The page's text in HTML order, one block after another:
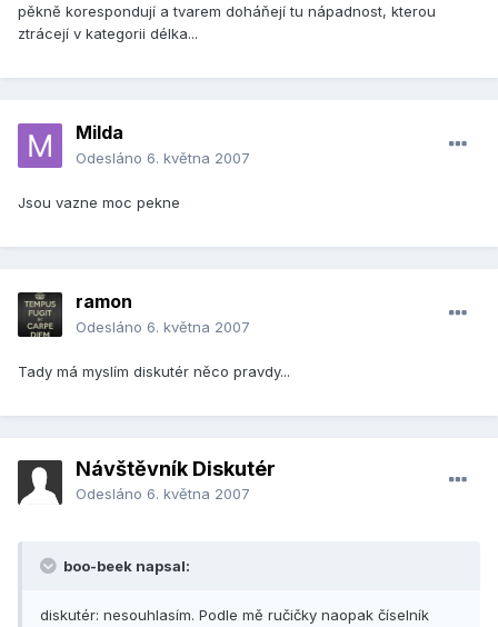
pěkně korespondují a tvarem doháňejí tu nápadnost, kterou
ztrácejí v kategorii délka...
Milda
Odesláno 6. května 2007
Jsou vazne moc pekne
ramon
Odesláno 6. května 2007
Tady má myslím diskutér něco pravdy...
Návštěvník Diskutér
Odesláno 6. května 2007
boo-beek napsal:
diskutér: nesouhlasím. Podle mě ručičky naopak číselník